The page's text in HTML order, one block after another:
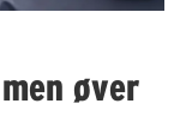
øver